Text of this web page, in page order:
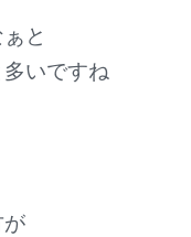
と
いですね
が